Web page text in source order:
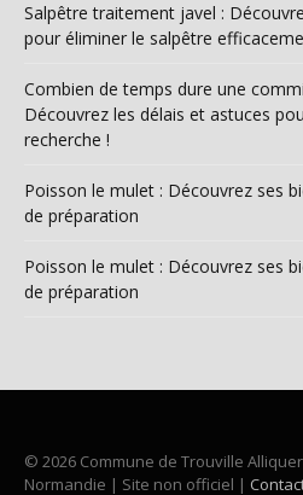
Salpêtre traitement javel :
pour éliminer le salpêtre
Combien de temps dure une
Découvrez les délais et astuces
recherche !
Poisson le mulet : Découvrez ses
de préparation
Poisson le mulet : Découvrez ses
de préparation
© 2026 Commune de Trouville
Normandie | Site non officiel |